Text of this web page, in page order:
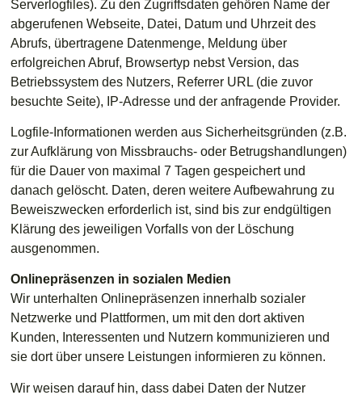
Serverlogfiles). Zu den Zugriffsdaten gehören Name der
abgerufenen Webseite, Datei, Datum und Uhrzeit des
Abrufs, übertragene Datenmenge, Meldung über
erfolgreichen Abruf, Browsertyp nebst Version, das
Betriebssystem des Nutzers, Referrer URL (die zuvor
besuchte Seite), IP-Adresse und der anfragende Provider.
Logfile-Informationen werden aus Sicherheitsgründen (z.B.
zur Aufklärung von Missbrauchs- oder Betrugshandlungen)
für die Dauer von maximal 7 Tagen gespeichert und
danach gelöscht. Daten, deren weitere Aufbewahrung zu
Beweiszwecken erforderlich ist, sind bis zur endgültigen
Klärung des jeweiligen Vorfalls von der Löschung
ausgenommen.
Onlinepräsenzen in sozialen Medien
Wir unterhalten Onlinepräsenzen innerhalb sozialer
Netzwerke und Plattformen, um mit den dort aktiven
Kunden, Interessenten und Nutzern kommunizieren und
sie dort über unsere Leistungen informieren zu können.
Wir weisen darauf hin, dass dabei Daten der Nutzer